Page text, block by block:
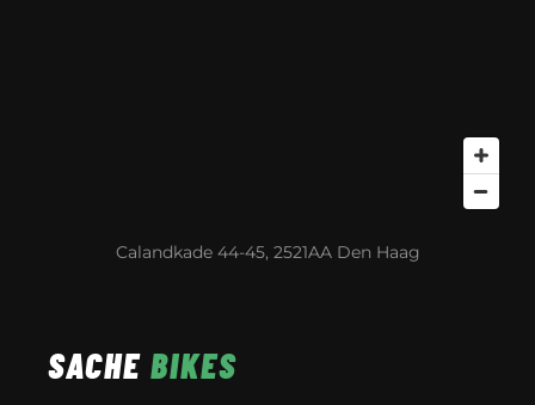
Calandkade 44-45, 2521AA Den Haag
SACHE BIKES